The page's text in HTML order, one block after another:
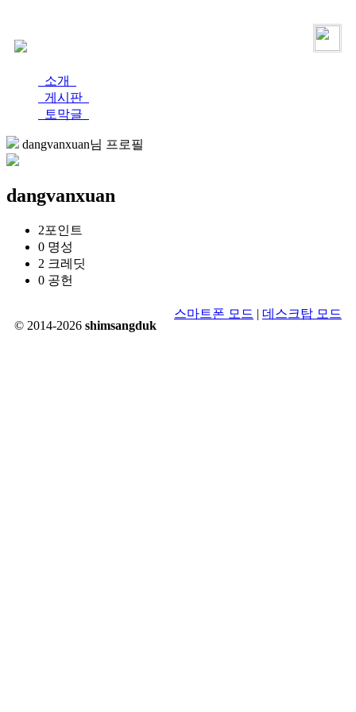
소개
게시판
토막글
dangvanxuan님 프로필
dangvanxuan
2포인트
0 명성
2 크레딧
0 공헌
© 2014-2026 shimsangduk
스마트폰 모드 | 데스크탑 모드